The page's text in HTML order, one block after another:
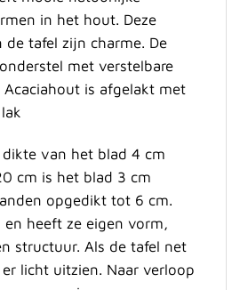
in het hout. Deze
de tafel zijn charme. De
met verstelbare
is afgelakt met
van het blad 4 cm
cm is het blad 3 cm
opgedikt tot 6 cm.
en heeft ze eigen vorm,
structuur. Als de tafel net
licht uitzien. Naar verloop